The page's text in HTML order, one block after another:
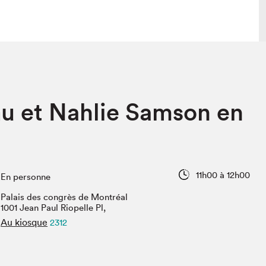
Programmation dans la ville
et Nahlie Samson en
En personne
11h00 à 12h00
Palais des congrès de Montréal
1001 Jean Paul Riopelle Pl,
Au kiosque 2312